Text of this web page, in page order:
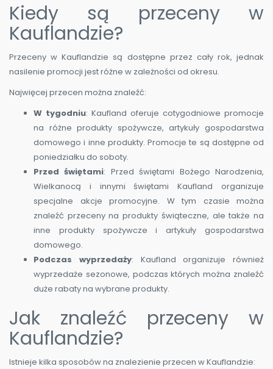
Kiedy są przeceny w
Kauflandzie?
Przeceny w Kauflandzie są dostępne przez cały rok, jednak
nasilenie promocji jest różne w zależności od okresu.
Najwięcej przecen można znaleźć:
W tygodniu: Kaufland oferuje cotygodniowe promocje
na różne produkty spożywcze, artykuły gospodarstwa
domowego i inne produkty. Promocje te są dostępne od
poniedziałku do soboty.
Przed świętami: Przed świętami Bożego Narodzenia,
Wielkanocą i innymi świętami Kaufland organizuje
specjalne akcje promocyjne. W tym czasie można
znaleźć przeceny na produkty świąteczne, ale także na
inne produkty spożywcze i artykuły gospodarstwa
domowego.
Podczas wyprzedaży: Kaufland organizuje również
wyprzedaże sezonowe, podczas których można znaleźć
duże rabaty na wybrane produkty.
Jak znaleźć przeceny w
Kauflandzie?
Istnieje kilka sposobów na znalezienie przecen w Kauflandzie: